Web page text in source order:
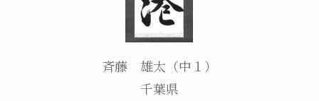
斉藤 雄太（中１）
千葉県